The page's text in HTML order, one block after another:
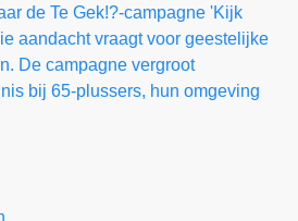
de Te Gek!?-campagne 'Kijk
aandacht vraagt voor geestelijke
De campagne vergroot
bij 65-plussers, hun omgeving